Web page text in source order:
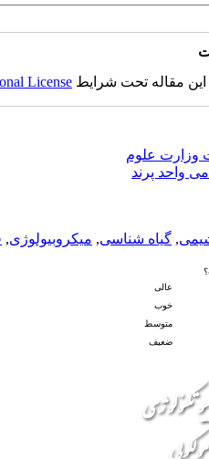
این مقاله تحت شرایط License
وزارت علوم
واحد پرند
, گیاه شناسی, میکروبیولوژی,
عالی
خوب
متوسط
ضعیف